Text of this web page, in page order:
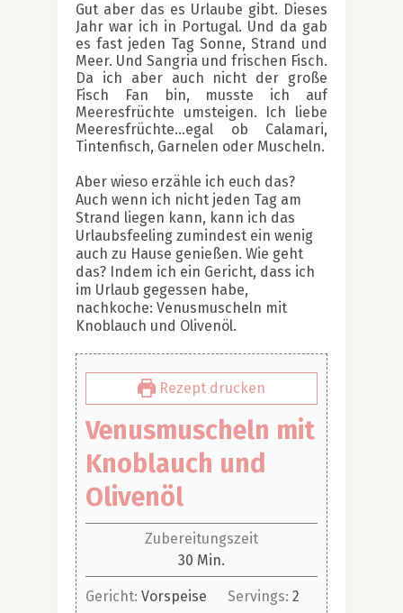
Gut aber das es Urlaube gibt. Dieses
Jahr war ich in Portugal. Und da gab
es fast jeden Tag Sonne, Strand und
Meer. Und Sangria und frischen Fisch.
Da ich aber auch nicht der große
Fisch Fan bin, musste ich auf
Meeresfrüchte umsteigen. Ich liebe
Meeresfrüchte…egal ob Calamari,
Tintenfisch, Garnelen oder Muscheln.
Aber wieso erzähle ich euch das?
Auch wenn ich nicht jeden Tag am
Strand liegen kann, kann ich das
Urlaubsfeeling zumindest ein wenig
auch zu Hause genießen. Wie geht
das? Indem ich ein Gericht, dass ich
im Urlaub gegessen habe,
nachkoche: Venusmuscheln mit
Knoblauch und Olivenöl.
Rezept drucken
Venusmuscheln mit
Knoblauch und
Olivenöl
Zubereitungszeit
30 Minuten
Min.
Gericht: Vorspeise Servings:2